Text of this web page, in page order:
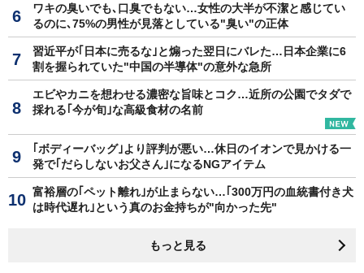
ワキの臭いでも､口臭でもない…女性の大半が不潔と感じてい
るのに､75%の男性が見落としている"臭い"の正体
習近平が｢日本に売るな｣と煽った翌日にバレた…日本企業に6
割を握られていた"中国の半導体"の意外な急所
エビやカニを想わせる濃密な旨味とコク…近所の公園でタダで
採れる｢今が旬｣な高級食材の名前
｢ボディーバッグ｣より評判が悪い…休日のイオンで見かける一
発で｢だらしないお父さん｣になるNGアイテム
富裕層の｢ペット離れ｣が止まらない…｢300万円の血統書付き犬
は時代遅れ｣という真のお金持ちが"向かった先"
もっと見る